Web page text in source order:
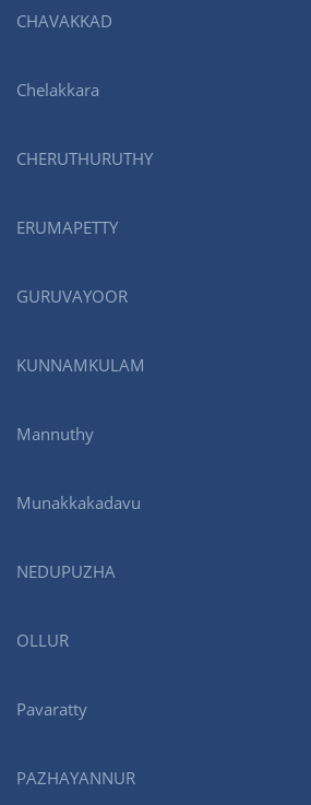
CHAVAKKAD
Chelakkara
CHERUTHURUTHY
ERUMAPETTY
GURUVAYOOR
KUNNAMKULAM
Mannuthy
Munakkakadavu
NEDUPUZHA
OLLUR
Pavaratty
PAZHAYANNUR